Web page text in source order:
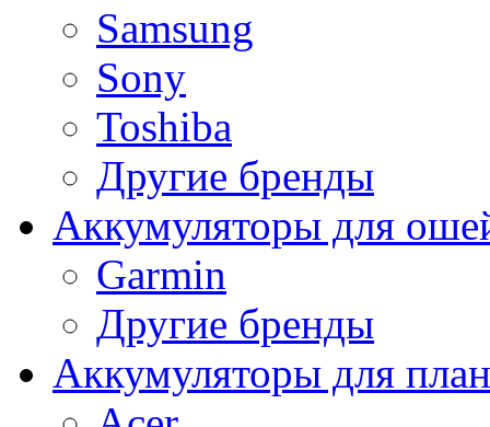
Samsung
Sony
Toshiba
Другие бренды
Аккумуляторы для
Garmin
Другие бренды
Аккумуляторы для